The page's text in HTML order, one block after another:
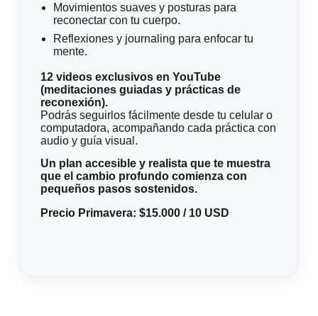
Movimientos suaves y posturas para
reconectar con tu cuerpo.
Reflexiones y journaling para enfocar tu
mente.
12 videos exclusivos en YouTube
(meditaciones guiadas y prácticas de
reconexión).
Podrás seguirlos fácilmente desde tu celular o
computadora, acompañando cada práctica con
audio y guía visual.
Un plan accesible y realista que te muestra
que el cambio profundo comienza con
pequeños pasos sostenidos.
Precio Primavera: $15.000 / 10 USD